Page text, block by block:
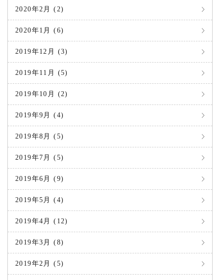
2020年2月 (2)
2020年1月 (6)
2019年12月 (3)
2019年11月 (5)
2019年10月 (2)
2019年9月 (4)
2019年8月 (5)
2019年7月 (5)
2019年6月 (9)
2019年5月 (4)
2019年4月 (12)
2019年3月 (8)
2019年2月 (5)